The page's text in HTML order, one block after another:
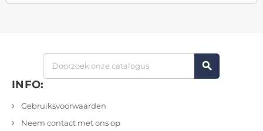
search
INFO:
Gebruiksvoorwaarden
Neem contact met ons op